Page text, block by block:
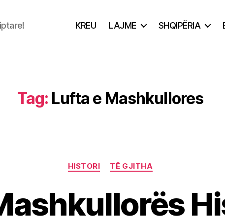
KREU LAJME SHQIPËRIA
Tag: Lufta e Mashkullores
Categories
HISTORI TË GJITHA